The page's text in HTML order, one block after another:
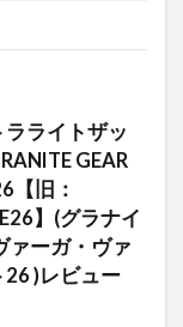
ラライトザッ
GEAR
【旧：
】(グラナイ
ァーガ・ヴァ
26 )レビュー